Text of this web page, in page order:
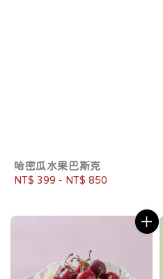
哈密瓜水果巴斯克
Regular
NT$ 399 - NT$ 850